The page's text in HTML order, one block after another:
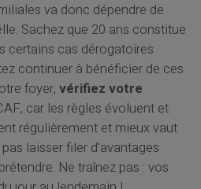
va donc dépendre de
Sachez que 20 ans constitue
certains cas dérogatoires
continuer à bénéficier de ces
foyer, vérifiez votre
car les règles évoluent et
régulièrement et mieux vaut
laisser filer d'avantages
Ne traînez pas : vos